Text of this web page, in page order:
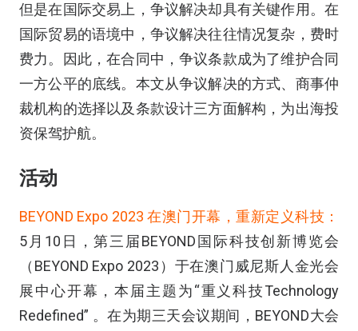
但是在国际交易上，争议解决却具有关键作用。在
国际贸易的语境中，争议解决往往情况复杂，费时
费力。因此，在合同中，争议条款成为了维护合同
一方公平的底线。本文从争议解决的方式、商事仲
裁机构的选择以及条款设计三方面解构，为出海投
资保驾护航。
活动
BEYOND Expo 2023 在澳门开幕，重新定义科技：
5月10日，第三届BEYOND国际科技创新博览会
（BEYOND Expo 2023）于在澳门威尼斯人金光会
展中心开幕，本届主题为“重义科技Technology
Redefined” 。在为期三天会议期间，BEYOND大会